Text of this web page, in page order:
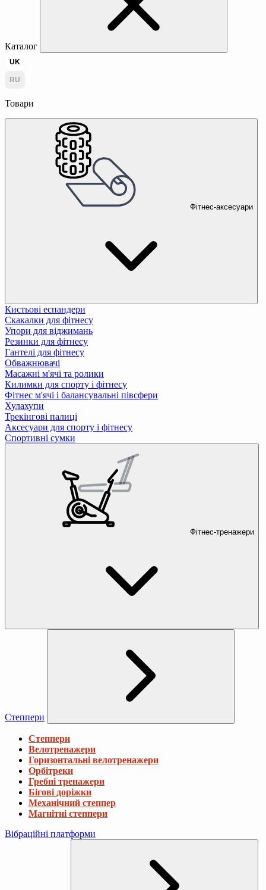
Каталог
UK
RU
Товари
Фітнес-аксесуари
Кистьові еспандери
Скакалки для фітнесу
Упори для віджимань
Резинки для фітнесу
Гантелі для фітнесу
Обважнювачі
Масажні м'ячі та ролики
Килимки для спорту і фітнесу
Фітнес м'ячі і балансувальні півсфери
Хулахупи
Трекінгові палиці
Аксесуари для спорту і фітнесу
Спортивні сумки
Фітнес-тренажери
Степпери
Степпери
Велотренажери
Горизонтальні велотренажери
Орбітреки
Гребні тренажери
Бігові доріжки
Механічний степпер
Магнітні степпери
Вібраційні платформи